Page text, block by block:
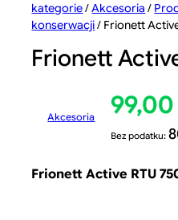
kategorie/Akcesoria /
konserwacji/ Frionett
Frionett
Akcesoria 99,00
Bez podatku:
Frionett Active RTU